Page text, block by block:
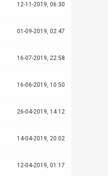
12-11-2019, 06:30
01-09-2019, 02:47
16-07-2019, 22:58
16-06-2019, 10:50
26-04-2019, 14:12
14-04-2019, 20:02
12-04-2019, 01:17